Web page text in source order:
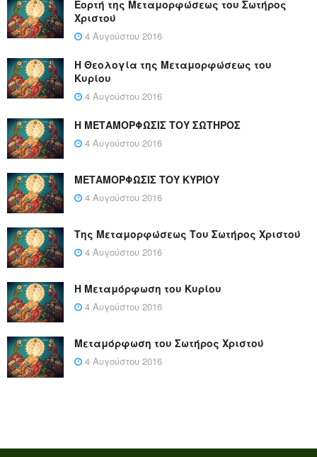
Εορτή της Μεταμορφώσεως του Σωτήρος
Χριστού
4 Αυγούστου 2016
Η Θεολογία της Μεταμορφώσεως του
Κυρίου
4 Αυγούστου 2016
Η ΜΕΤΑΜΟΡΦΩΣΙΣ ΤΟΥ ΣΩΤΗΡΟΣ
4 Αυγούστου 2016
ΜΕΤΑΜΟΡΦΩΣΙΣ ΤΟΥ ΚΥΡΙΟΥ
4 Αυγούστου 2016
Της Μεταμορφώσεως Του Σωτήρος Χριστού
4 Αυγούστου 2016
Η Μεταμόρφωση του Κυρίου
4 Αυγούστου 2016
Μεταμόρφωση του Σωτήρος Χριστού
4 Αυγούστου 2016